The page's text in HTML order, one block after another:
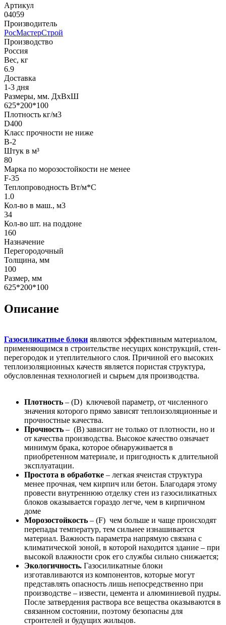
Артикул
04059
Производитель
РосМастерСтрой
Производство
Россия
Вес, кг
6.9
Доставка
1-3 дня
Размеры, мм. ДхВхШ
625*200*100
Плотность кг/м3
D400
Класс прочности не ниже
B-2
Штук в м³
80
Марка по морозостойкости не менее
F-35
Теплопроводность Вт/м*С
1.0
Кол-во в маш., м3
34
Кол-во шт. на поддоне
160
Назначение
Перегородочный
Толщина, мм
100
Размер, мм
625*200*100
Описание
Газосиликатные блоки являются эффективным материалом,
применяющимся в строительстве несущих конструкций, стен-
перегородок и утеплительного слоя. Причиной его высоких
теплоизоляционных качеств является пористая структура,
обусловленная технологией и сырьем для производства.
Плотность – (D) ключевой параметр, от численного
значения которого прямо зависят теплоизоляционные и
прочностные качества.
Прочность – (B) зависит не только от плотности, но и
от качества производства. Высокое качество означает
минимум брака, которое обнаруживается в
приобретенном материале, и пригодность к длительной
эксплуатации.
Простота в обработке – легкая ячеистая структура
менее прочная, чем кирпич или бетон. Благодаря этому
провести внутреннюю отделку стен из газосиликатных
блоков оказывается гораздо легче, чем в кирпичном
доме
Морозостойкость – (F) чем больше и чаще происходят
перепады температур, тем сильнее изнашивается
материал. Важность параметра напрямую связана с
климатической зоной, в которой находится здание – при
высокой влажности срок его службы сильно снижается;
Экологичность. Газосиликатные блоки
изготавливаются из компонентов, которые могут
представлять опасность лишь непосредственно при
производстве – извести, цемента и алюминиевой пудры.
После затвердения раствора все вещества оказываются в
связанном состоянии, поэтому безопасны для
строителей и будущих жильцов.